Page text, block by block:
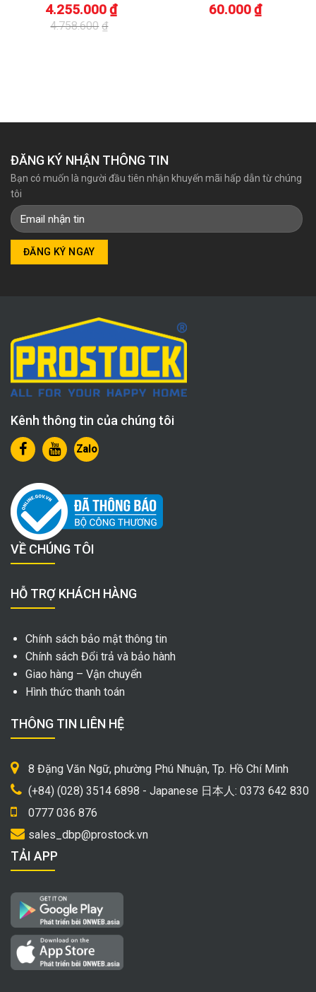
4.758.600 ₫
4.255.000₫ 60.000₫
ĐĂNG KÝ NHẬN THÔNG TIN
Bạn có muốn là người đầu tiên nhận khuyến mãi hấp dẫn từ chúng
tôi
Kênh thông tin của chúng tôi
Zalo
VỀ CHÚNG TÔI
HỖ TRỢ KHÁCH HÀNG
Chính sách bảo mật thông tin
Chính sách Đổi trả và bảo hành
Giao hàng – Vận chuyển
Hình thức thanh toán
THÔNG TIN LIÊN HỆ
8 Đặng Văn Ngữ, phường Phú Nhuận, Tp. Hồ Chí Minh
(+84) (028) 3514 6898 - Japanese 日本人: 0373 642 830
0777 036 876
sales_dbp@prostock.vn
TẢI APP